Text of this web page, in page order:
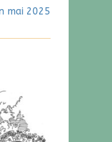
mai 2025